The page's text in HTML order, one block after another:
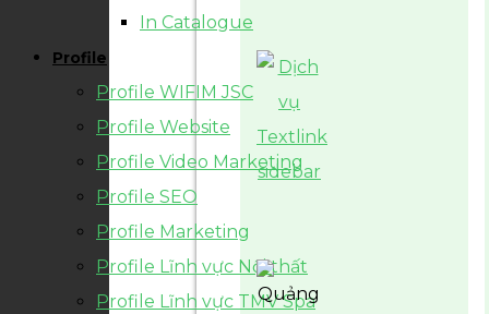
In Catalogue
Profile
Profile WIFIM JSC
Profile Website
Profile Video Marketing
Profile SEO
Profile Marketing
Profile Lĩnh vực Nội thất
Profile Lĩnh vực TMV Spa